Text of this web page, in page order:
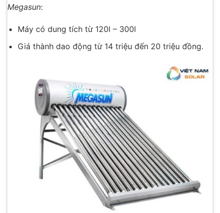
Megasun:
Máy có dung tích từ 120l – 300l
Giá thành dao động từ 14 triệu đến 20 triệu đồng.